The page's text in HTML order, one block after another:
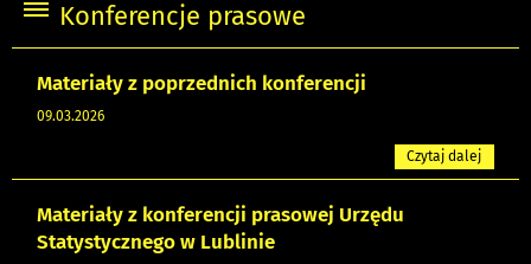
Konferencje prasowe
Materiały z poprzednich konferencji
09.03.2026
Czytaj dalej
Materiały z konferencji prasowej Urzędu
Statystycznego w Lublinie